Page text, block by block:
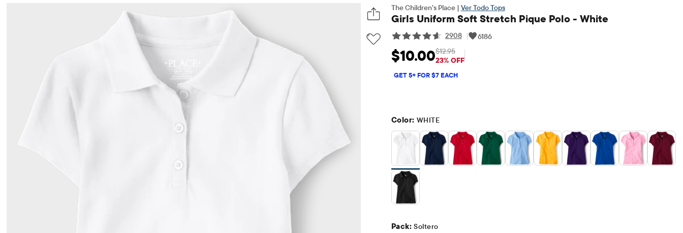
The Children’s Place | Ver Todo Tops
Girls Uniform Soft Stretch Pique Polo - White
2908 | 6186
Precio de venta: $10
$10.00 Precio original: $12.95
$12.95
23% OFF
GET 5+ FOR $7 EACH
Color: WHITE
Pack: Soltero